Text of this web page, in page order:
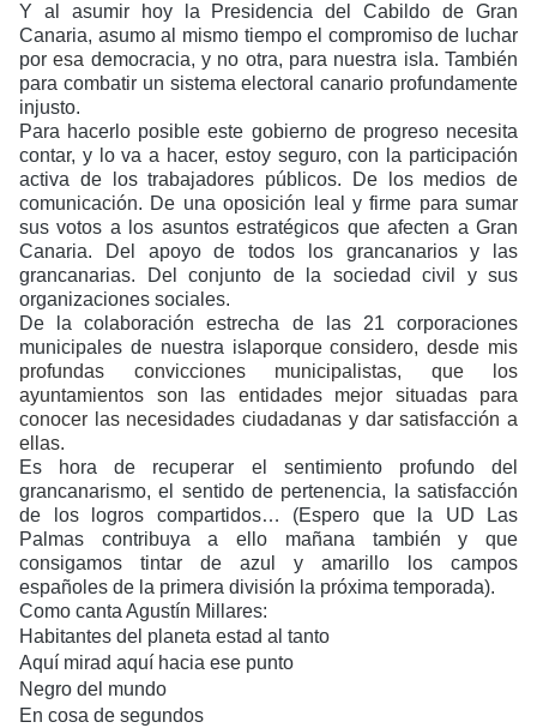
Y al asumir hoy la Presidencia del Cabildo de Gran
Canaria, asumo al mismo tiempo el compromiso de luchar
poresa democracia, y no otra, para nuestra isla. También
para combatir un sistema electoral canario profundamente
injusto.
Para hacerlo posible este gobierno de progreso necesita
contar, y lo va a hacer, estoy seguro, con la participación
activa de los trabajadores públicos. De los medios de
comunicación. De una oposición leal y firme para sumar
sus votos a los asuntos estratégicos que afecten a Gran
Canaria. Del apoyo de todos los grancanarios y las
grancanarias. Del conjunto de la sociedad civil y sus
organizaciones sociales.
De la colaboración estrecha de las 21 corporaciones
municipales de nuestra islaporque considero, desde mis
profundas convicciones municipalistas, que los
ayuntamientos son las entidades mejor situadas para
conocer las necesidades ciudadanas y dar satisfacción a
ellas.
Es hora de recuperar el sentimiento profundo del
grancanarismo, el sentido de pertenencia, la satisfacción
de los logros compartidos… (Espero que la UD Las
Palmas contribuya a ello mañana también y que
consigamos tintar de azul y amarillo los campos
españoles de la primera división la próxima temporada).
Como canta Agustín Millares:
Habitantes del planeta estad al tanto
Aquí mirad aquí hacia ese punto
Negro del mundo
En cosa de segundos